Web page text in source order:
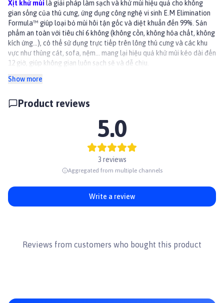
Xịt khử mùi là giải pháp làm sạch và khử mùi hiệu quả cho không
gian sống của thú cưng, ứng dụng công nghệ vi sinh E.M Elimination
Formula™ giúp loại bỏ mùi hôi tận gốc và diệt khuẩn đến 99%. Sản
phẩm an toàn với tiêu chí 6 không (không cồn, không hóa chất, không
kích ứng…), có thể sử dụng trực tiếp trên lông thú cưng và các khu
vực như thùng cát, sofa, nệm… mang lại hiệu quả khử mùi kéo dài đến
12 giờ, giúp không gian luôn sạch sẽ và dễ chịu.
Khử sạch mùi ngay lập tức
Hiệu quả kéo dài đến 12 giờ
👉 Xem thêm sản phẩm khác tạiPaddy.vn
#vesinhthucung #khukhuan #chamsocthucung #vesinhchothucung
Show more
Product reviews
5.0
3 reviews
Aggregated from multiple channels
Write a review
Reviews from customers who bought this product